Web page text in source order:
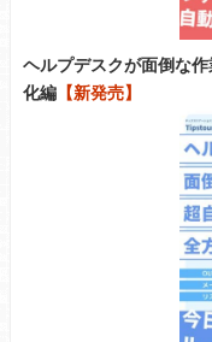
ヘルプデスクが面倒な
化編 【新発売】